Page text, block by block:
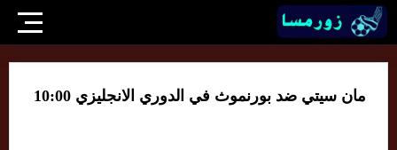
مان سيتي ضد بورنموث في الدوري الانجليزي 10:00